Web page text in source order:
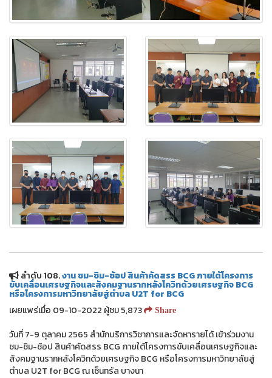
ลำดับ 108.งาน ชม-ชิม-ช้อป สินค้าคัดสรร BCG ภายใต้โครงการ
ขับเคลื่อนเศรษฐกิจและสังคมฐานรากหลังโควิทด้วยเศรษฐกิจ BCG
หรือโครงการมหาวิทยาลัยสู่ตำบล U2T for BCG
เผยแพร่เมื่อ 09-10-2022 ผู้ชม 5,873
Share
วันที่ 7-9 ตุลาคม 2565 สำนักบริการวิชาการและจัดหารายได้ เข้าร่วมงาน
ชม-ชิม-ช้อป สินค้าคัดสรร BCG ภายใต้โครงการขับเคลื่อนเศรษฐกิจและ
สังคมฐานรากหลังโควิทด้วยเศรษฐกิจ BCG หรือโครงการมหาวิทยาลัยสู่
ตำบล U2T for BCG ณ เซ็นทรัล บางนา